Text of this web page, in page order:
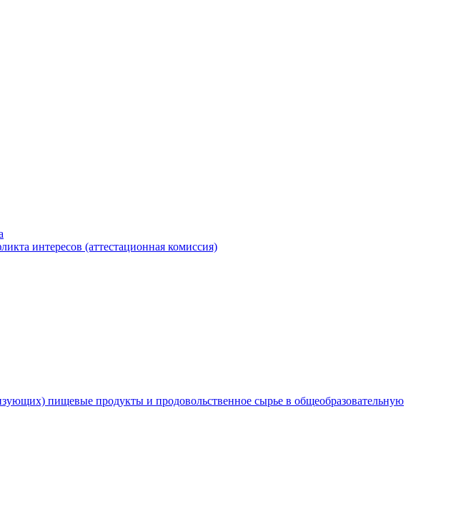
интересов (аттестационная комиссия)
пищевые продукты и продовольственное сырье в общеобразовательную